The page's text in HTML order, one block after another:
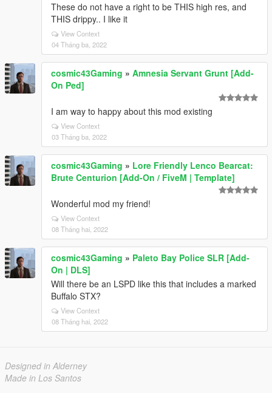
These do not have a right to be THIS high res, and
THIS drippy.. I like it
View Context
04 Tháng ba, 2022
cosmic43Gaming » Amnesia Servant Grunt [Add-
On Ped]
I am way to happy about this mod existing
View Context
03 Tháng ba, 2022
cosmic43Gaming » Lore Friendly Lenco Bearcat:
Brute Centurion [Add-On / FiveM | Template]
Wonderful mod my friend!
View Context
08 Tháng hai, 2022
cosmic43Gaming » Paleto Bay Police SLR [Add-
On | DLS]
Will there be an LSPD like this that includes a marked
Buffalo STX?
View Context
08 Tháng hai, 2022
Designed in Alderney
Made in Los Santos